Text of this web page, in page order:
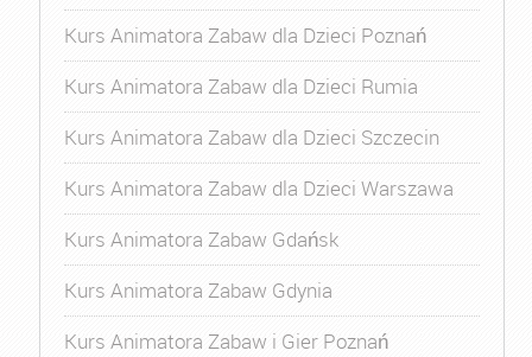
Kurs Animatora Zabaw dla Dzieci Poznań
Kurs Animatora Zabaw dla Dzieci Rumia
Kurs Animatora Zabaw dla Dzieci Szczecin
Kurs Animatora Zabaw dla Dzieci Warszawa
Kurs Animatora Zabaw Gdańsk
Kurs Animatora Zabaw Gdynia
Kurs Animatora Zabaw i Gier Poznań